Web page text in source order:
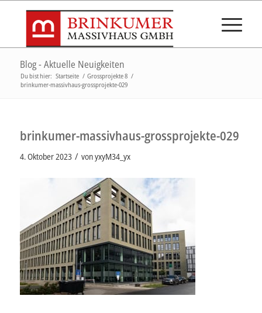
Blog - Aktuelle Neuigkeiten
Du bist hier: Startseite / Grossprojekte 8 /
brinkumer-massivhaus-grossprojekte-029
brinkumer-massivhaus-grossprojekte-029
4. Oktober 2023 / vonyxyM34_yx